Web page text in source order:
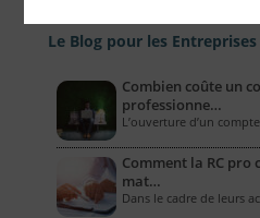
Le Blog pour les Entreprises
Combien coûte un
professionne…
L’ouverture d’un
Comment la RC pro
mat…
Dans le cadre de leurs